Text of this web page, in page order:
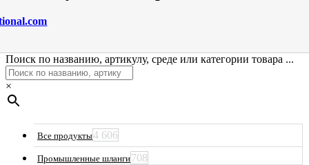
Поиск по названию, артикулу, среде или категории товара ...
×
Все продукты4 606
Промышленные шланги708